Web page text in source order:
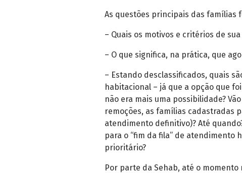
As questões principais das famílias
– Quais os motivos e critérios de
– O que significa, na prática, que
– Estando desclassificados, quais
habitacional – já que a opção que
não era mais uma possibilidade?
remoções, as famílias cadastradas
atendimento definitivo)? Até
para o “fim da fila” de atendimento
prioritário?
Por parte da Sehab, até o